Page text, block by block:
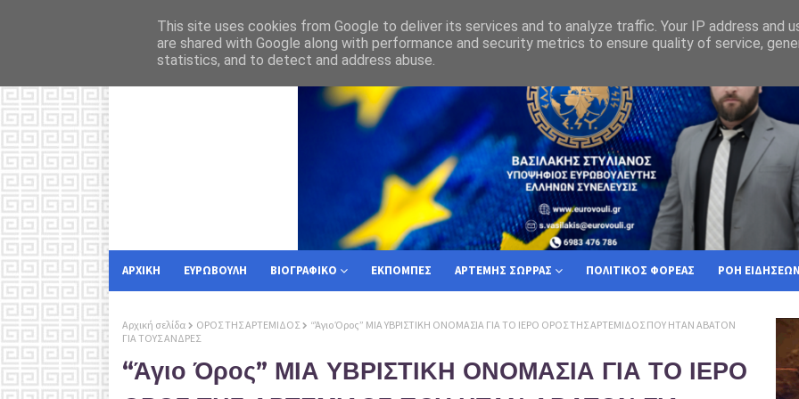
ΕΘΝΙΚΗ ΑΣΦΑΛΕΙΑ Υπουργική απόφαση του 2006 αποκαλύπτει την μακροχρόνια Οθωμανόλαγνεία
ΑΡΧΙΚΗ ΕΥΡΩΒΟΥΛΗ ΒΙΟΓΡΑΦΙΚΟ ΕΚΠΟΜΠΕΣ ΑΡΤΕΜΗΣ ΣΩΡΡΑΣ ΠΟΛΙΤΙΚΟΣ ΦΟΡΕΑΣ ΡΟΗ ΕΙΔΗΣΕΩΝ
Αρχική σελίδα ΟΡΟΣ ΤΗΣ ΑΡΤΕΜΙΔΟΣ
“Άγιο Όρος” ΜΙΑ ΥΒΡΙΣΤΙΚΗ ΟΝΟΜΑΣΙΑ ΓΙΑ ΤΟ ΙΕΡΟ ΟΡΟΣ ΤΗΣ ΑΡΤΕΜΙΔΟΣ ΠΟΥ ΗΤΑΝ ΑΒΑΤΟΝ
ΓΙΑ ΤΟΥΣ ΑΝΔΡΕΣ
“Άγιο Όρος” ΜΙΑ ΥΒΡΙΣΤΙΚΗ ΟΝΟΜΑΣΙΑ ΓΙΑ ΤΟ ΙΕΡΟ
This site uses cookies from Google to deliver its services and to analyze traffic. Your IP address and
are shared with Google along with performance and security metrics to ensure quality of service,
statistics, and to detect and address abuse.